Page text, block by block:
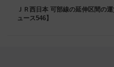
ＪＲ西日本 可部線の延伸区間の
ュース546】